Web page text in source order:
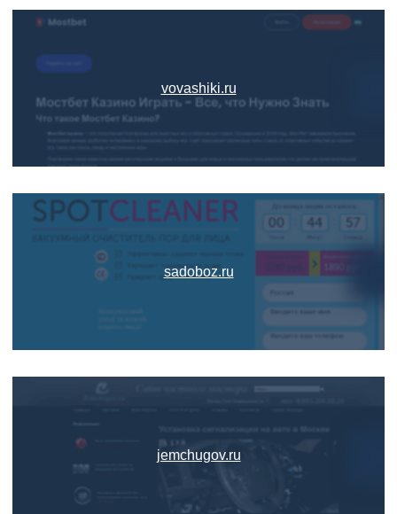
vovashiki.ru
sadoboz.ru
jemchugov.ru